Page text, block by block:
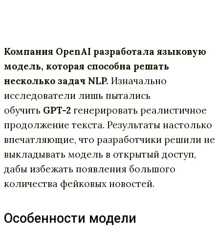
Компания OpenAI разработала языковую
модель, которая способна решать
несколько задач NLP. Изначально
исследователи лишь пытались
обучить GPT-2 генерировать реалистичное
продолжение текста. Результаты настолько
впечатляющие, что разработчики решили не
выкладывать модель в открытый доступ,
дабы избежать появления большого
количества фейковых новостей.
Особенности модели